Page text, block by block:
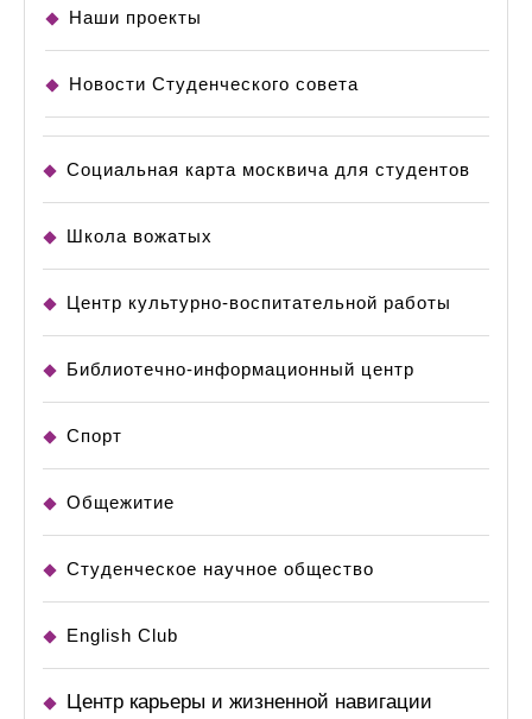
Наши проекты
Новости Студенческого совета
Социальная карта москвича для студентов
Школа вожатых
Центр культурно-воспитательной работы
Библиотечно-информационный центр
Спорт
Общежитие
Студенческое научное общество
English Club
Центр карьеры и жизненной навигации